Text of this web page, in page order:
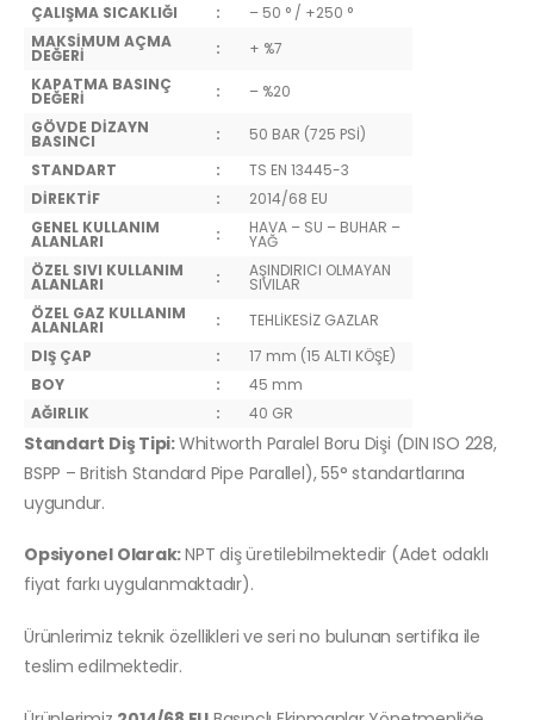
ÇALIŞMA SICAKLIĞI
:
– 50 ° / +250 °
MAKSİMUM AÇMA
DEĞERİ :
+ %7
KAPATMA BASINÇ
DEĞERİ :
– %20
GÖVDE DİZAYN
BASINCI :
50 BAR (725 PSİ)
STANDART
:
TS EN 13445-3
DİREKTİF
:
2014/68 EU
GENEL KULLANIM
ALANLARI : HAVA – SU – BUHAR –
YAĞ
ÖZEL SIVI KULLANIM
ALANLARI : AŞINDIRICI OLMAYAN
SIVILAR
ÖZEL GAZ KULLANIM
ALANLARI :
TEHLİKESİZ GAZLAR
DIŞ ÇAP
:
17 mm (15 ALTI KÖŞE)
BOY
:
45 mm
AĞIRLIK
: 40 GR
Standart Diş Tipi:Whitworth Paralel Boru Dişi (DIN ISO 228,
BSPP – British Standard Pipe Parallel), 55° standartlarına
uygundur.
Opsiyonel Olarak:NPT diş üretilebilmektedir (Adet odaklı
fiyat farkı uygulanmaktadır).
Ürünlerimiz teknik özellikleri ve seri no bulunan sertifika ile
teslim edilmektedir.